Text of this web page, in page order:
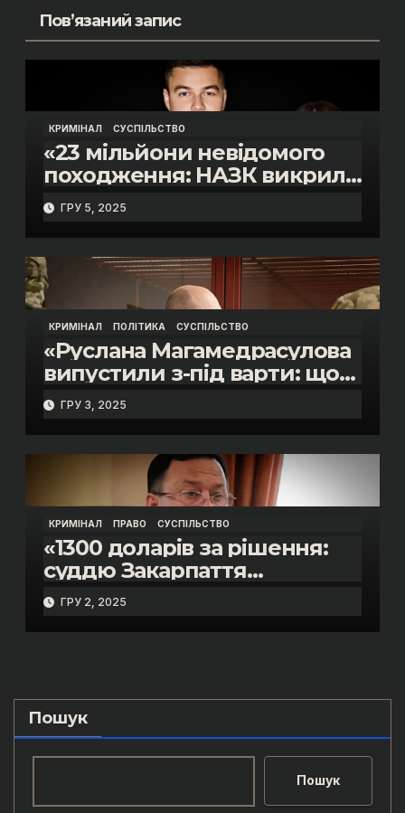
Пов’язаний запис
КРИМІНАЛ СУСПІЛЬСТВО
«23 мільйони невідомого
походження: НАЗК викрило
розкішне життя інспектора
митниці “Тиса” Василя
Пупени»
ГРУ 5, 2025
КРИМІНАЛ ПОЛІТИКА СУСПІЛЬСТВО
«Руслана Магамедрасулова
випустили з-під варти: що
відбувалось у залі суду»
ГРУ 3, 2025
КРИМІНАЛ ПРАВО СУСПІЛЬСТВО
«1300 доларів за рішення:
суддю Закарпаття
затримано на гарячому»
ГРУ 2, 2025
Пошук
Пошук